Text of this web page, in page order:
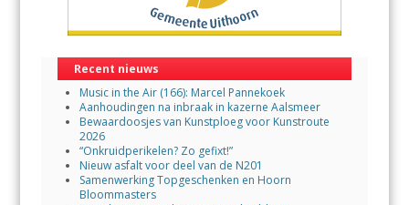
Recent nieuws
Music in the Air (166): Marcel Pannekoek
Aanhoudingen na inbraak in kazerne Aalsmeer
Bewaardoosjes van Kunstploeg voor Kunstroute
2026
“Onkruidperikelen? Zo gefixt!”
Nieuw asfalt voor deel van de N201
Samenwerking Topgeschenken en Hoorn
Bloommasters